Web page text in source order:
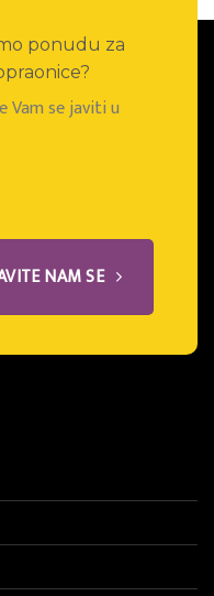
ponudu za
Vam se javiti u
NAM SE